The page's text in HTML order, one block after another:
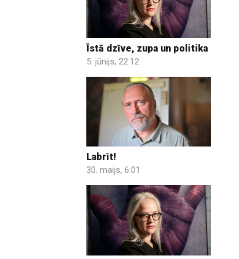
Īstā dzīve, zupa un politika
5. jūnijs, 22:12
Labrīt!
30. maijs, 6:01